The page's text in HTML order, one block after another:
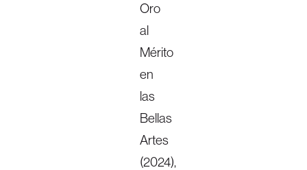
Oro
al
Mérito
en
las
Bellas
Artes
(2024),